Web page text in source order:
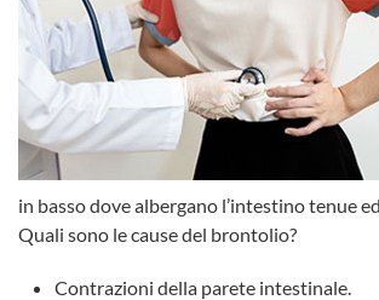
in basso dove albergano l’intestino tenue
Quali sono le cause del brontolio?
Contrazioni della parete intestinale.